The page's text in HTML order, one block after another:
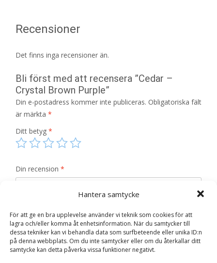
Hantera samtycke
För att ge en bra upplevelse använder vi teknik som cookies för att
lagra och/eller komma åt enhetsinformation. När du samtycker till
dessa tekniker kan vi behandla data som surfbeteende eller unika ID:n
på denna webbplats. Om du inte samtycker eller om du återkallar ditt
samtycke kan detta påverka vissa funktioner negativt.
Recensioner
Det finns inga recensioner än.
Bli först med att recensera ”Cedar –
Crystal Brown Purple”
Din e-postadress kommer inte publiceras. Obligatoriska fält
är märkta *
Ditt betyg *
Din recension *
Namn*
E-post*